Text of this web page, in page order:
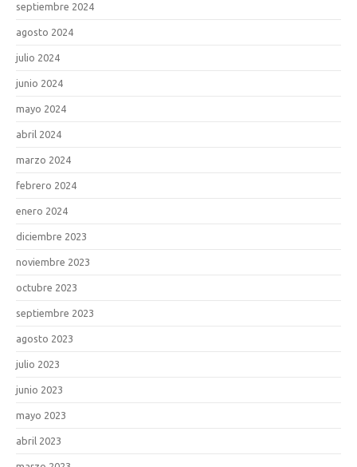
septiembre 2024
agosto 2024
julio 2024
junio 2024
mayo 2024
abril 2024
marzo 2024
febrero 2024
enero 2024
diciembre 2023
noviembre 2023
octubre 2023
septiembre 2023
agosto 2023
julio 2023
junio 2023
mayo 2023
abril 2023